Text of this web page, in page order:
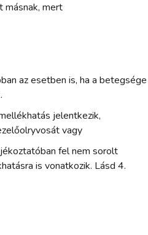
másnak, mert
az esetben is, ha a betegsége
jelentkezik,
vagy
fel nem sorolt
is vonatkozik. Lásd 4.